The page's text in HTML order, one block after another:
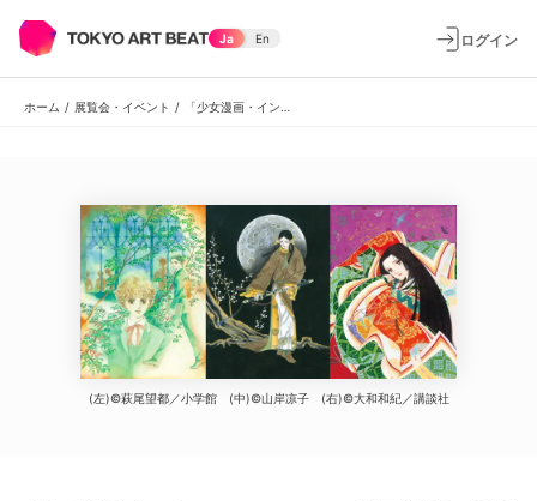
Ja En ログイン
ホーム / 展覧会・イベント /
(左)©萩尾望都／小学館 (中)©山岸凉子 (右)©大和和紀／講談社